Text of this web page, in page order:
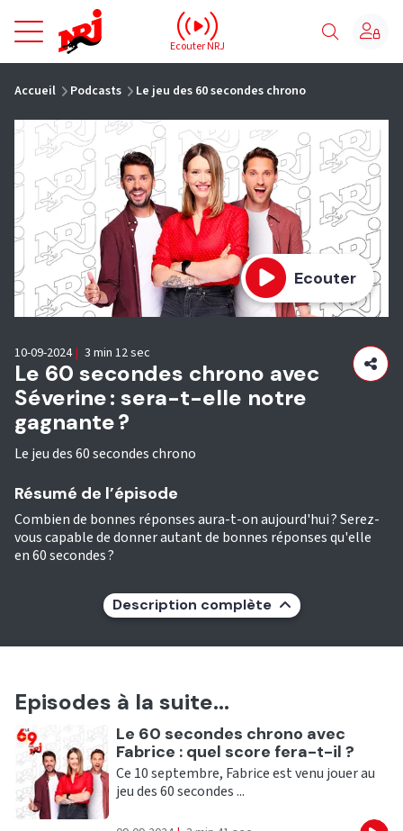
NRJ - Accueil
Ecouter NRJ
Accueil Podcasts Le jeu des 60 secondes chrono
Ecouter
Le 60 secondes chrono avec
Séverine : sera-t-elle notre
gagnante ?
Le jeu des 60 secondes chrono
10-09-2024 | 3 min 12 sec
Résumé de l’épisode
Combien de bonnes réponses aura-t-on aujourd'hui ? Serez-
vous capable de donner autant de bonnes réponses qu'elle
en 60 secondes ?
Description complète
Episodes à la suite...
Ecouter
Le 60 secondes chrono avec
Fabrice : quel score fera-t-il ?
Ce 10 septembre, Fabrice est venu jouer au
jeu des 60 secondes ...